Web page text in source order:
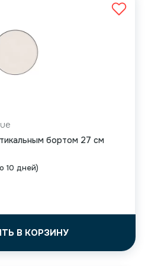
10 дней)
бортом 27 см
В КОРЗИНУ